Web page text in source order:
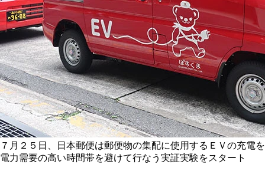
７月２５日、日本郵便は郵便物の集配に使用するＥＶの充電を
電力需要の高い時間帯を避けて行なう実証実験をスタート